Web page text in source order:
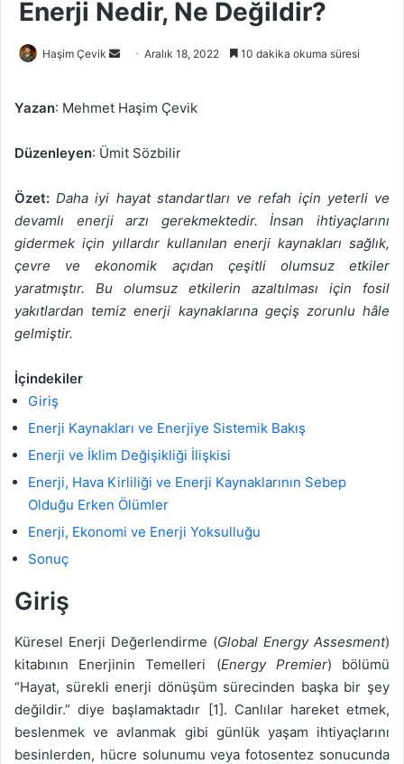
Enerji Nedir, Ne Değildir?
Haşim Çevik
Bir
göndermek
Aralık 18, 2022 10 dakika okuma süresi
Yazan: Mehmet Haşim Çevik
Düzenleyen: Ümit Sözbilir
Özet:Daha iyi hayat standartları ve refah için yeterli ve
devamlı enerji arzı gerekmektedir. İnsan ihtiyaçlarını
gidermek için yıllardır kullanılan enerji kaynakları sağlık,
çevre ve ekonomik açıdan çeşitli olumsuz etkiler
yaratmıştır. Bu olumsuz etkilerin azaltılması için fosil
yakıtlardan temiz enerji kaynaklarına geçiş zorunlu hâle
gelmiştir.
İçindekiler
Giriş
Enerji Kaynakları ve Enerjiye Sistemik Bakış
Enerji ve İklim Değişikliği İlişkisi
Enerji, Hava Kirliliği ve Enerji Kaynaklarının Sebep
Olduğu Erken Ölümler
Enerji, Ekonomi ve Enerji Yoksulluğu
Sonuç
Giriş
Küresel Enerji Değerlendirme (Global Energy Assesment)
kitabının Enerjinin Temelleri (Energy Premier) bölümü
“Hayat, sürekli enerji dönüşüm sürecinden başka bir şey
değildir.” diye başlamaktadır [1]. Canlılar hareket etmek,
beslenmek ve avlanmak gibi günlük yaşam ihtiyaçlarını
besinlerden, hücre solunumu veya fotosentez sonucunda